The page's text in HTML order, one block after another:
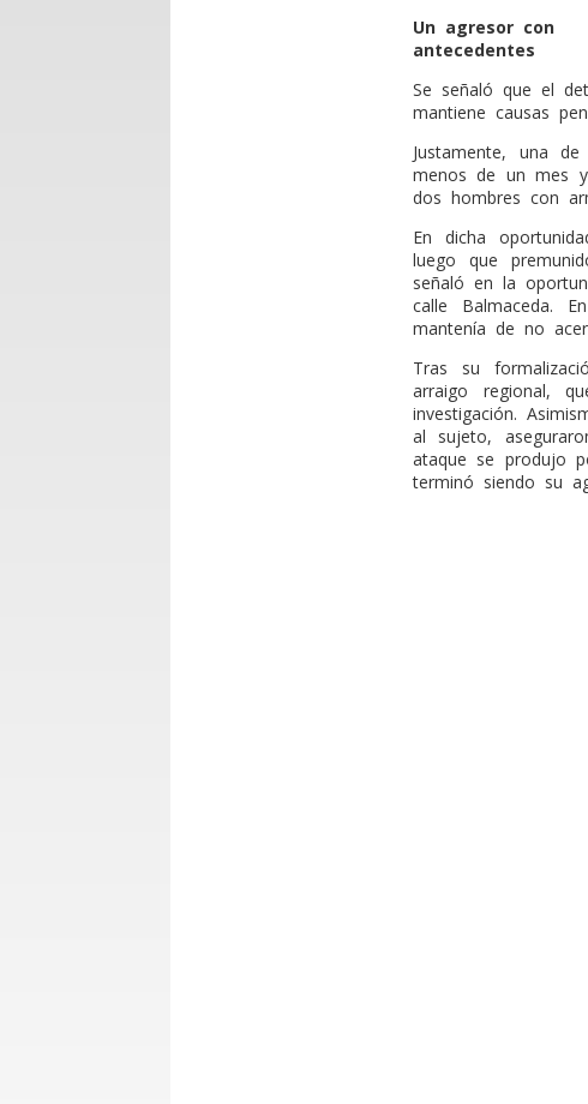
Un agresor con
antecedentes
Se señaló que el
mantiene causas
Justamente, una
menos de un mes
dos hombres con
En dicha
luego que
señaló en la
calle Balmaceda.
mantenía de no
Tras su
arraigo regional,
investigación.
al sujeto,
ataque se produjo
terminó siendo su